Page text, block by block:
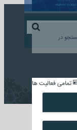
در
تمامی فعالیت ها